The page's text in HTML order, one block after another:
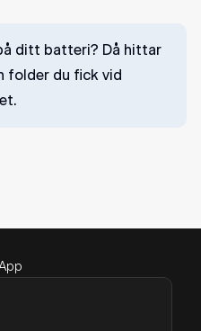
ditt batteri? Då hittar
folder du fick vid